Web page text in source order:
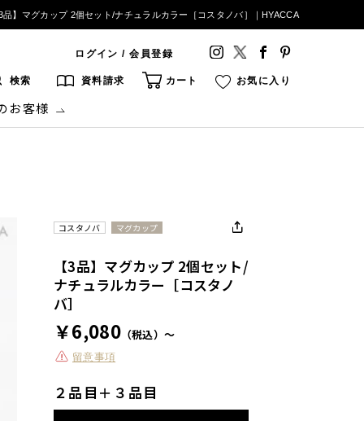
品】マグカップ 2個セット/ナチュラルカラー［コスタノバ］｜HYACCA
ログイン / 会員登録
検索 資料請求 カート お気に入り
お客様
コスタノバ マグカップ
【3品】マグカップ 2個セット/
ナチュラルカラー［コスタノ
バ］
￥6,080（税込）～
留意事項
２品目＋３品目